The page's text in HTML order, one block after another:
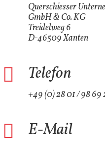
Querschiesser
GmbH & Co. KG
Treidelweg 6
D-46509 Xanten
Telefon
+49 (0) 28 01 / 98 69
E-Mail